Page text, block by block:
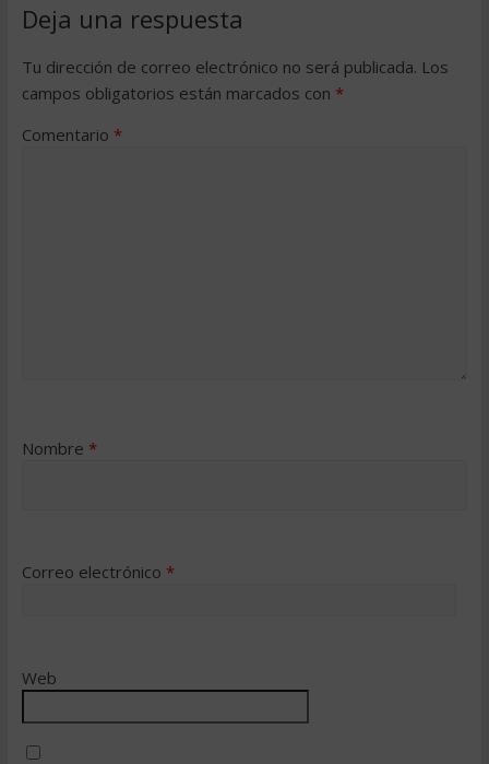
Deja una respuesta
Tu dirección de correo electrónico no será publicada. Los
campos obligatorios están marcados con *
Comentario *
Nombre *
Correo electrónico *
Web